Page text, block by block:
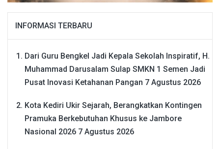
INFORMASI TERBARU
Dari Guru Bengkel Jadi Kepala Sekolah Inspiratif, H.
Muhammad Darusalam Sulap SMKN 1 Semen Jadi
Pusat Inovasi Ketahanan Pangan 7 Agustus 2026
Kota Kediri Ukir Sejarah, Berangkatkan Kontingen
Pramuka Berkebutuhan Khusus ke Jambore
Nasional 2026 7 Agustus 2026